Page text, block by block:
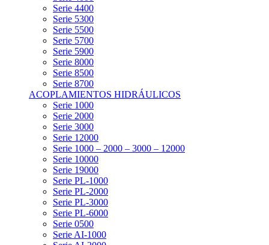
Serie 4400
Serie 5300
Serie 5500
Serie 5700
Serie 5900
Serie 8000
Serie 8500
Serie 8700
ACOPLAMIENTOS HIDRÁULICOS
Serie 1000
Serie 2000
Serie 3000
Serie 12000
Serie 1000 – 2000 – 3000 – 12000
Serie 10000
Serie 19000
Serie PL-1000
Serie PL-2000
Serie PL-3000
Serie PL-6000
Serie 0500
Serie AI-1000